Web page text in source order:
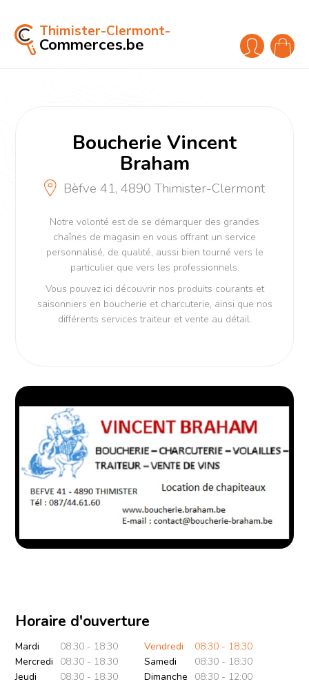
Thimister-Clermont-
Commerces.be
Boucherie Vincent
Braham
Bèfve 41, 4890 Thimister-Clermont
Notre volonté est de se démarquer des grandes
chaînes de magasin en vous offrant un service
personnalisé, de qualité, aussi bien tourné vers le
particulier que vers les professionnels.
Vous pouvez ici découvrir nos produits courants et
saisonniers en boucherie et charcuterie, ainsi que nos
différents services traiteur et vente au détail.
Horaire d'ouverture
Mardi
08:30 - 18:30
Mercredi
08:30 - 18:30
Jeudi
08:30 - 18:30
Vendredi
08:30 - 18:30
Samedi
08:30 - 18:30
Dimanche
08:30 - 12:00